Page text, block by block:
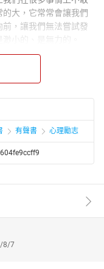
大，它常常會讓我們
，讓我們無法嘗試發
小的、是無力的。
洛杉磯分校MBA企管
九九○年開始創業。
K、NLP（Neuro-
Freedom
練。
EFT 創始者 Gary
Psych-K©創始者 Rob
分享EFT的運用，希
確的方法在手，人人
有聲書 心理勵志
8/7